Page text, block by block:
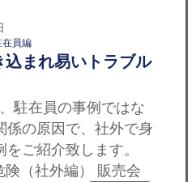
在員編
まれ易いトラブル
駐在員の事例ではな
係の原因で、社外で身
ご紹介致します。
（社外編） 販売会